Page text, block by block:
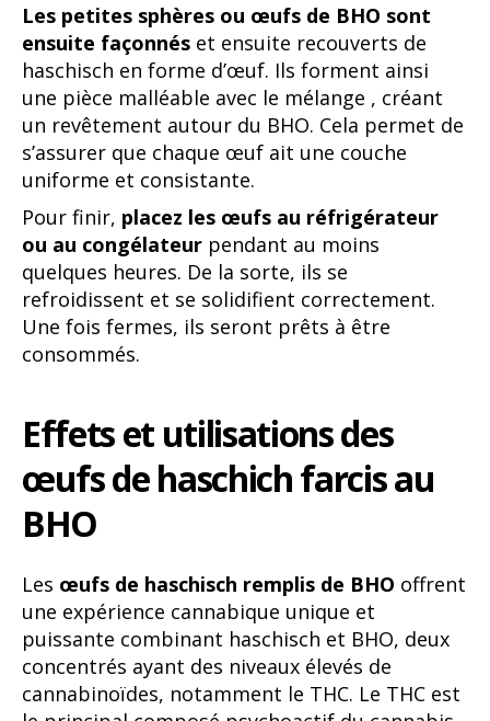
Les petites sphères ou œufs de BHO sont
ensuite façonnés et ensuite recouverts de
haschisch en forme d’œuf. Ils forment ainsi
une pièce malléable avec le mélange , créant
un revêtement autour du BHO. Cela permet de
s’assurer que chaque œuf ait une couche
uniforme et consistante.
Pour finir, placez les œufs au réfrigérateur
ou au congélateur pendant au moins
quelques heures. De la sorte, ils se
refroidissent et se solidifient correctement.
Une fois fermes, ils seront prêts à être
consommés.
Effets et utilisations des
œufs de haschich farcis au
BHO
Les œufs de haschisch remplis de BHO offrent
une expérience cannabique unique et
puissante combinant haschisch et BHO, deux
concentrés ayant des niveaux élevés de
cannabinoïdes, notamment le THC. Le THC est